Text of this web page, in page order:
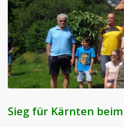
Sieg für Kärnten